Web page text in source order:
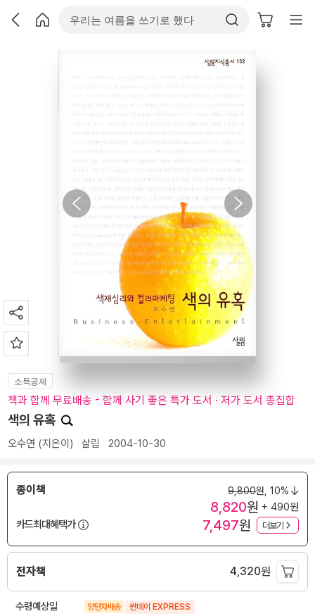
소득공제
책과 함께 무료배송 - 함께 사기 좋은 특가 도서 · 저가 도서 총집합
색의 유혹
오수연 (지은이) 살림 2004-10-30
종이책 9,800원, 10%
8,820원 + 490원
카드최대혜택가
7,497원 더보기
전자책 4,320원
수령예상일 양탄자배송 썬데이 EXPRESS